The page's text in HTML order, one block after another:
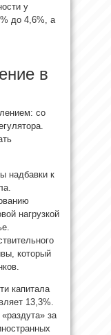
у
до 4,6%, а
в
со
надбавки к
нагрузкой
который
капитала
13,3%.
за